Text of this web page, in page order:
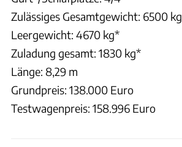
Zulässiges Gesamtgewicht: 6500 kg
Leergewicht: 4670 kg*
Zuladung gesamt: 1830 kg*
Länge: 8,29 m
Grundpreis: 138.000 Euro
Testwagenpreis: 158.996 Euro